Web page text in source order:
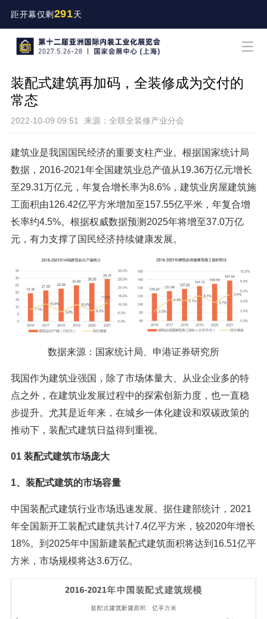
距开幕仅剩 291天
装配式建筑再加码，全装修成为交付的
常态
2022-10-09 09:51 来源：全联全装修产业分会
建筑业是我国国民经济的重要支柱产业。根据国家统计局
数据，2016-2021年全国建筑业总产值从19.36万亿元增长
至29.31万亿元，年复合增长率为8.6%，建筑业房屋建筑施
工面积由126.42亿平方米增加至157.55亿平米，年复合增
长率约4.5%。根据权威数据预测2025年将增至37.0万亿
元，有力支撑了国民经济持续健康发展。
数据来源：国家统计局、申港证券研究所
我国作为建筑业强国，除了市场体量大、从业企业多的特
点之外，在建筑业发展过程中的探索创新力度，也一直稳
步提升。尤其是近年来，在城乡一体化建设和双碳政策的
推动下，装配式建筑日益得到重视。
01 装配式建筑市场庞大
1、装配式建筑的市场容量
中国装配式建筑行业市场迅速发展。据住建部统计，2021
年全国新开工装配式建筑共计7.4亿平方米，较2020年增长
18%。到2025年中国新建装配式建筑面积将达到16.51亿平
方米，市场规模将达3.6万亿。